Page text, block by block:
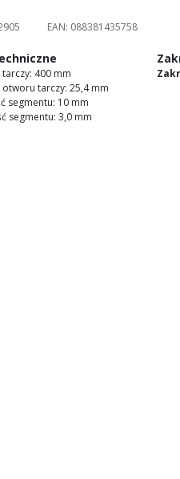
EAN: 088381435758
400 mm
tarczy: 25,4 mm
segmentu: 10 mm
segmentu: 3,0 mm